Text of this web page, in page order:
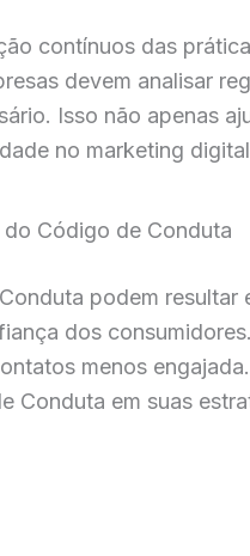
contínuos das
devem analisar
Isso não apenas
no marketing
Código de Conduta
podem resultar
dos
menos
Conduta em suas